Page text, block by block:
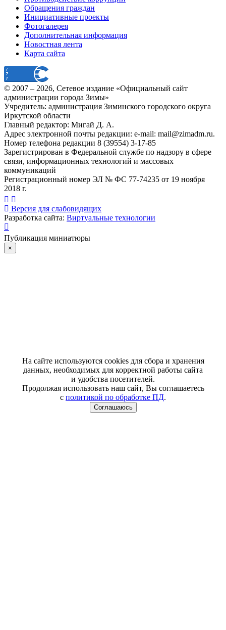
Обращения граждан
Инициативные проекты
Фотогалерея
Дополнительная информация
Новостная лента
Карта сайта
© 2007 – 2026, Сетевое издание «Официальный сайт
администрации города Зимы»
Учредитель: администрация Зиминского городского округа
Иркутской области
Главный редактор: Мигай Д. А.
Адрес электронной почты редакции: e-mail: mail@zimadm.ru.
Номер телефона редакции 8 (39554) 3-17-85
Зарегистрирован в Федеральной службе по надзору в сфере
связи, информационных технологий и массовых
коммуникаций
Регистрационный номер ЭЛ № ФС 77-74235 от 19 ноября
2018 г.
Версия для слабовидящих
Разработка сайта: Виртуальные технологии
Публикация миниатюры
×
На сайте используются cookies для сбора и хранения
данных, необходимых для корректной работы сайта
и удобства посетителей.
Продолжая использовать наш сайт, Вы соглашаетесь
с политикой по обработке ПД.
Соглашаюсь